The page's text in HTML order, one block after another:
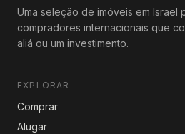
Uma seleção de imóveis em Israel
compradores internacionais que
aliá ou um investimento.
EXPLORAR
Comprar
Alugar